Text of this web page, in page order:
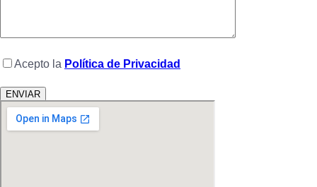
Acepto la Política de Privacidad